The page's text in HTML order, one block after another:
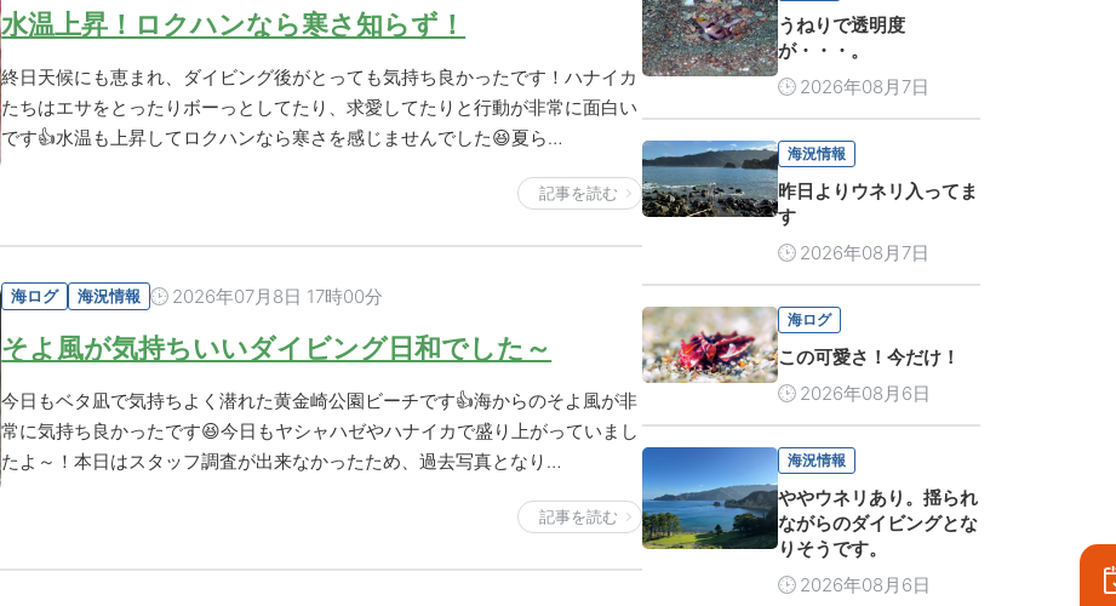
水温上昇！ロクハンなら寒さ知らず！
終日天候にも恵まれ、ダイビング後がとっても気持ち良かったです！ハナイカ
たちはエサをとったりボーっとしてたり、求愛してたりと行動が非常に面白い
です👍水温も上昇してロクハンなら寒さを感じませんでした😆夏ら…
記事を読む
海ログ 海況情報 2026年07月8日 17時00分
そよ風が気持ちいいダイビング日和でした～
今日もベタ凪で気持ちよく潜れた黄金崎公園ビーチです👍海からのそよ風が非
常に気持ち良かったです😆今日もヤシャハゼやハナイカで盛り上がっていまし
たよ～！本日はスタッフ調査が出来なかったため、過去写真となり…
記事を読む
うねりで透明度
が・・・。
2026年08月7日
海況情報
昨日よりウネリ入ってま
す
2026年08月7日
海ログ
この可愛さ！今だけ！
2026年08月6日
海況情報
ややウネリあり。揺られ
ながらのダイビングとな
りそうです。
2026年08月6日